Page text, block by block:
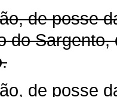
de posse
do
de posse